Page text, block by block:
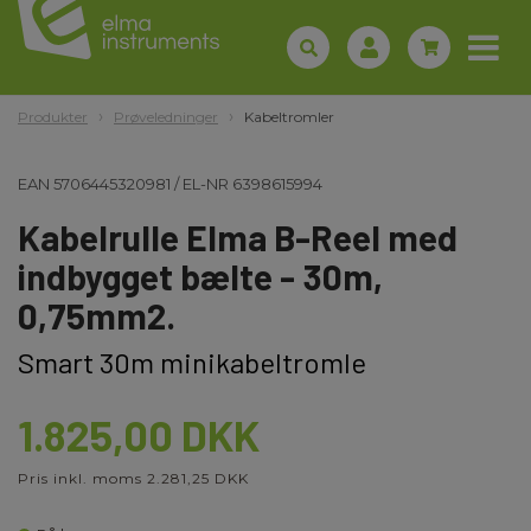
Produkter Prøveledninger Kabeltromler
EAN 5706445320981 /EL-NR 6398615994
Kabelrulle Elma B-Reel med
indbygget bælte - 30m,
0,75mm2.
Smart 30m minikabeltromle
1.825,00 DKK
Pris inkl. moms 2.281,25 DKK